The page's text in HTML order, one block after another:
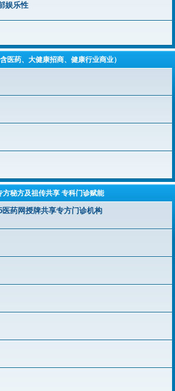
娱乐性
医药、大健康招商、健康行业商业）
方秘方及祖传共享 专科门诊赋能
药网授牌共享专方门诊机构